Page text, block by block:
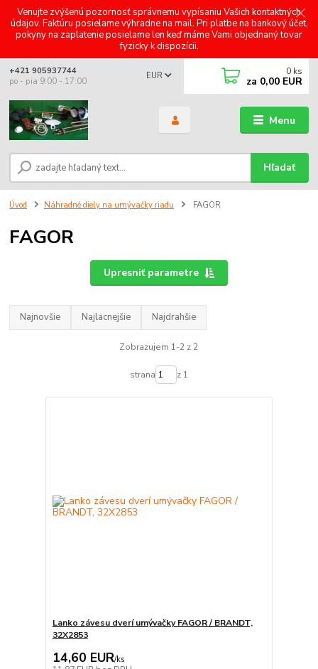
Venujte zvýšenú pozornosť správnemu vypísaniu Vašich kontaktných
údajov. Faktúru posielame výhradne na mail. Pri platbe na bankový účet,
pokyny na zaplatenie posielame len keď máme Vami objednaný tovar
fyzicky k dispozícii.
Menu
EUR
Hľadať
+421 905937744
po - pia 9:00 - 17:00
0 ks
za 0,00 EUR
Úvod Náhradné diely na umývačky riadu FAGOR
FAGOR
Upresniť parametre
Najnovšie Najlacnejšie Najdrahšie
Zobrazujem 1-2 z 2
strana z 1
Lanko závesu dverí umývačky FAGOR / BRANDT,
32X2853
14,60 EUR/ks